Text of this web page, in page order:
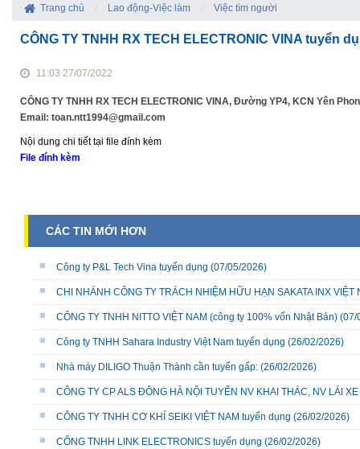
Trang chủ Lao động-Việc làm Việc tìm người
CÔNG TY TNHH RX TECH ELECTRONIC VINA tuyển
11:03 27/07/2022
CÔNG TY TNHH RX TECH ELECTRONIC VINA, Đường YP4, KCN Yên
Email: toan.ntt1994@gmail.com
Nội dung chi tiết tại file đính kèm
File đính kèm
CÁC TIN MỚI HƠN
Công ty P&L Tech Vina tuyển dụng (07/05/2026)
CHI NHÁNH CÔNG TY TRÁCH NHIỆM HỮU HẠN SAKATA INX
CÔNG TY TNHH NITTO VIỆT NAM (công ty 100% vốn Nhật Bản) (07/
Công ty TNHH Sahara Industry Việt Nam tuyển dụng (26/02/2026)
Nhà máy DILIGO Thuận Thành cần tuyển gấp: (26/02/2026)
CÔNG TY CP ALS ĐÔNG HÀ NỘI TUYỂN NV KHAI THÁC, NV LÁI
CÔNG TY TNHH CƠ KHÍ SEIKI VIỆT NAM tuyển dụng (26/02/2026)
CÔNG TNHH LINK ELECTRONICS tuyển dụng (26/02/2026)